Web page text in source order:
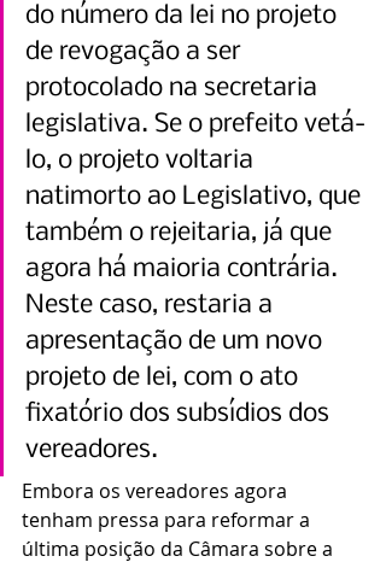
do número da lei no projeto
de revogação a ser
protocolado na secretaria
legislativa. Se o prefeito vetá-
lo, o projeto voltaria
natimorto ao Legislativo, que
também o rejeitaria, já que
agora há maioria contrária.
Neste caso, restaria a
apresentação de um novo
projeto de lei, com o ato
fixatório dos subsídios dos
vereadores.
Embora os vereadores agora
tenham pressa para reformar a
última posição da Câmara sobre a